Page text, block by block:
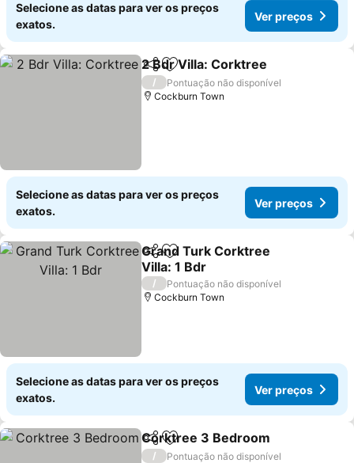
Selecione as datas para ver os preços
exatos.
Ver preços
PartilharAdicionar aos favoritos
2 Bdr Villa: Corktree
/
Pontuação não disponível
Cockburn Town
Selecione as datas para ver os preços
exatos.
Ver preços
PartilharAdicionar aos favoritos
Grand Turk Corktree
Villa: 1 Bdr
/
Pontuação não disponível
Cockburn Town
Selecione as datas para ver os preços
exatos.
Ver preços
PartilharAdicionar aos favoritos
Corktree 3 Bedroom
/
Pontuação não disponível